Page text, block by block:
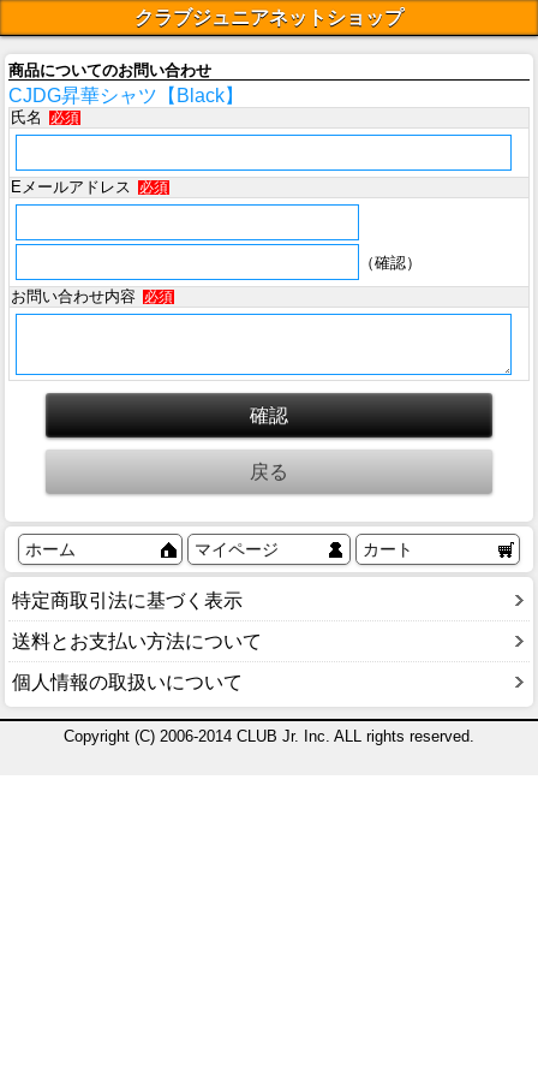
クラブジュニアネットショップ
商品についてのお問い合わせ
CJDG昇華シャツ【Black】
氏名 必須
Eメールアドレス 必須
（確認）
お問い合わせ内容
必須
ホーム マイページ カート
特定商取引法に基づく表示
送料とお支払い方法について
個人情報の取扱いについて
Copyright (C) 2006-2014 CLUB Jr. Inc. ALL rights reserved.